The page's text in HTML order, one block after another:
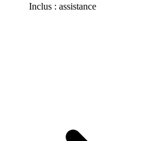
Inclus : assistance